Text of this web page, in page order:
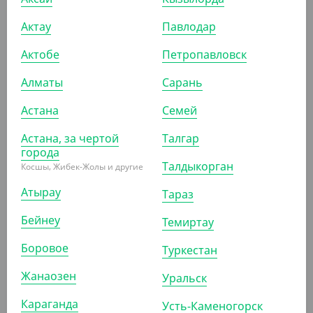
-6%
1 056
(13.20₸
Соусница с совмещенной крышкой, прозрачная, 80 мл
УП (80) КОР (960)
АРТ. 2301221
Актау
Актобе
Алматы
Астана
Астана, за чертой
города
Косшы, Жибек-Жолы и другие
Атырау
Бейнеу
Боровое
Жанаозен
Караганда
Павлодар
Петропавловск
Сарань
Семей
Талгар
Талдыкорган
Тараз
Темиртау
Туркестан
Уральск
Усть-Каменогорск